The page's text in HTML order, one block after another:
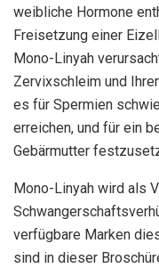
weibliche Hormone
Freisetzung einer
Mono-Linyah
Zervixschleim und
es für Spermien
erreichen, und für ein
Gebärmutter
Mono-Linyah wird als
verfügbare Marken
sind in dieser